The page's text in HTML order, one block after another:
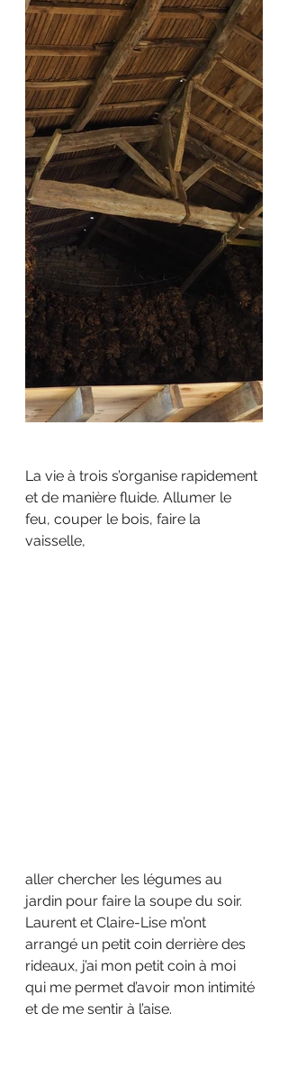
La vie à trois s’organise rapidement
et de manière fluide. Allumer le
feu, couper le bois, faire la
vaisselle,
aller chercher les légumes au
jardin pour faire la soupe du soir.
Laurent et Claire-Lise m’ont
arrangé un petit coin derrière des
rideaux, j’ai mon petit coin à moi
qui me permet d’avoir mon intimité
et de me sentir à l’aise.